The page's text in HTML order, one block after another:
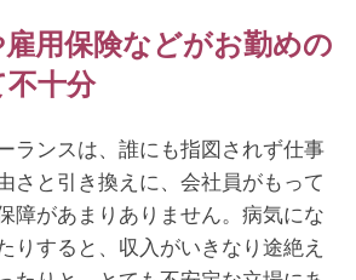
用保険などがお勤めの
十分
ランスは、誰にも指図されず仕事
さと引き換えに、会社員がもって
障があまりありません。病気にな
りすると、収入がいきなり途絶え